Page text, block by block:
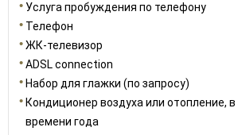
Услуга пробуждения по телефону
Телефон
ЖК-телевизор
ADSL connection
Набор для глажки (по запросу)
Кондиционер воздуха или отопление,
времени года